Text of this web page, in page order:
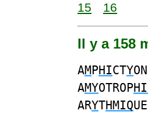
15
16
Il y a 158
AMPHICTY
AMYOTROP
ARYTHMIQ